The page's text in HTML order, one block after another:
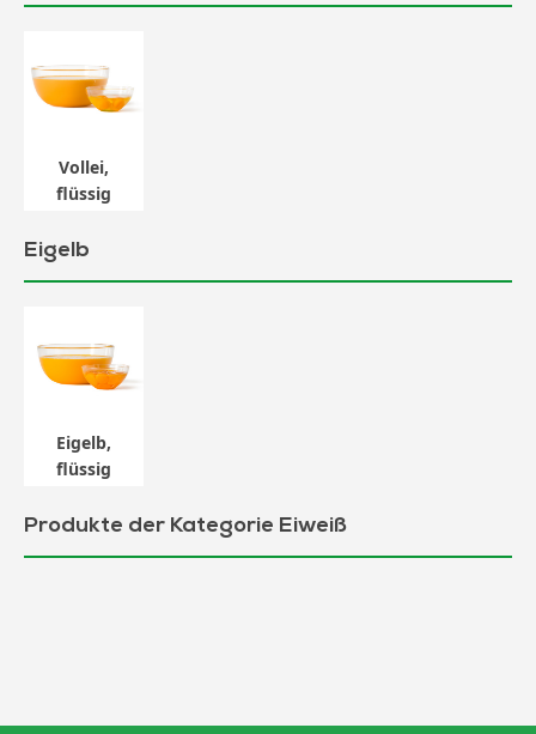
Vollei,
flüssig
Eigelb
Eigelb,
flüssig
Produkte der Kategorie Eiweiß